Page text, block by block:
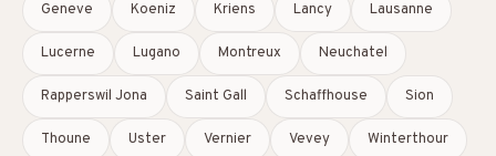
Geneve Koeniz Kriens Lancy Lausanne
Lucerne Lugano Montreux Neuchatel
Rapperswil Jona Saint Gall Schaffhouse Sion
Thoune Uster Vernier Vevey Winterthour